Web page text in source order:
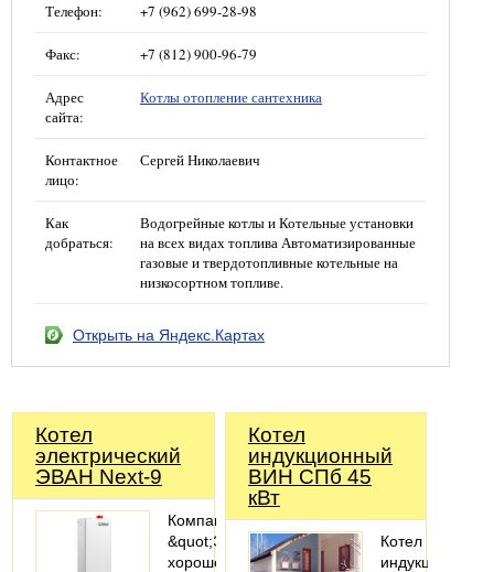
Телефон: +7 (962) 699-28-98
Факс: +7 (812) 900-96-79
Адрес
сайта:
Котлы отопление сантехника
Контактное
лицо:
Сергей Николаевич
Как
добраться:
Водогрейные котлы и Котельные установки
на всех видах топлива Автоматизированные
газовые и твердотопливные котельные на
низкосортном топливе.
Открыть на Яндекс.Картах
Котел
электрический
ЭВАН Next-9
Компания
&quot;Эван&quot;
хорошо
Котел
индукционный
ВИН СПб 45
кВт
Котел
индукционный